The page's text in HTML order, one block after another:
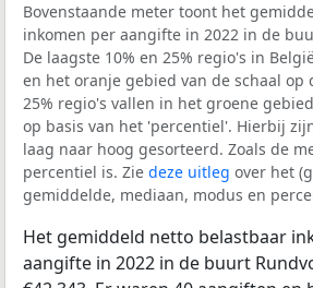
Bovenstaande meter toont het
inkomen per aangifte in 2022 in de
De laagste 10% en 25% regio's in
en het oranje gebied van de schaal op
25% regio's vallen in het groene
op basis van het 'percentiel'. Hierbij
laag naar hoog gesorteerd. Zoals de
percentiel is. Zie deze uitleg over het
gemiddelde, mediaan, modus en
Het gemiddeld netto belastbaar
aangifte in 2022 in de buurt